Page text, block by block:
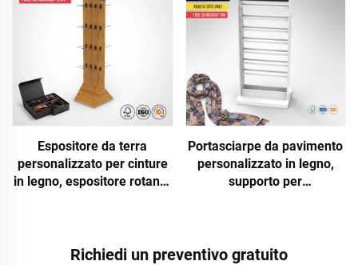
Espositore da terra
personalizzato per cinture
in legno, espositore rotante
Portasciarpe da pavimento
personalizzato in legno,
supporto per
dettaglio e boutique
Richiedi un preventivo gratuito